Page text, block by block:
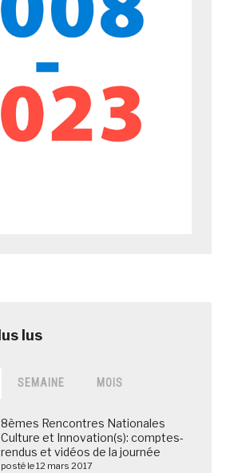
SEMAINE MOIS
8èmes Rencontres Nationales
Culture et Innovation(s): comptes-
rendus et vidéos de la journée
posté le 12 mars 2017